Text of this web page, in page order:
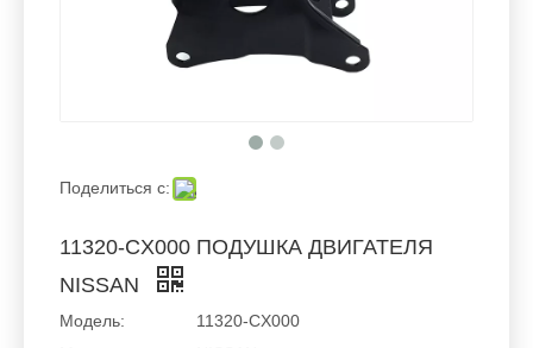
Поделиться с:
11320-CX000 ПОДУШКА ДВИГАТЕЛЯ
NISSAN
Модель:
11320-CX000